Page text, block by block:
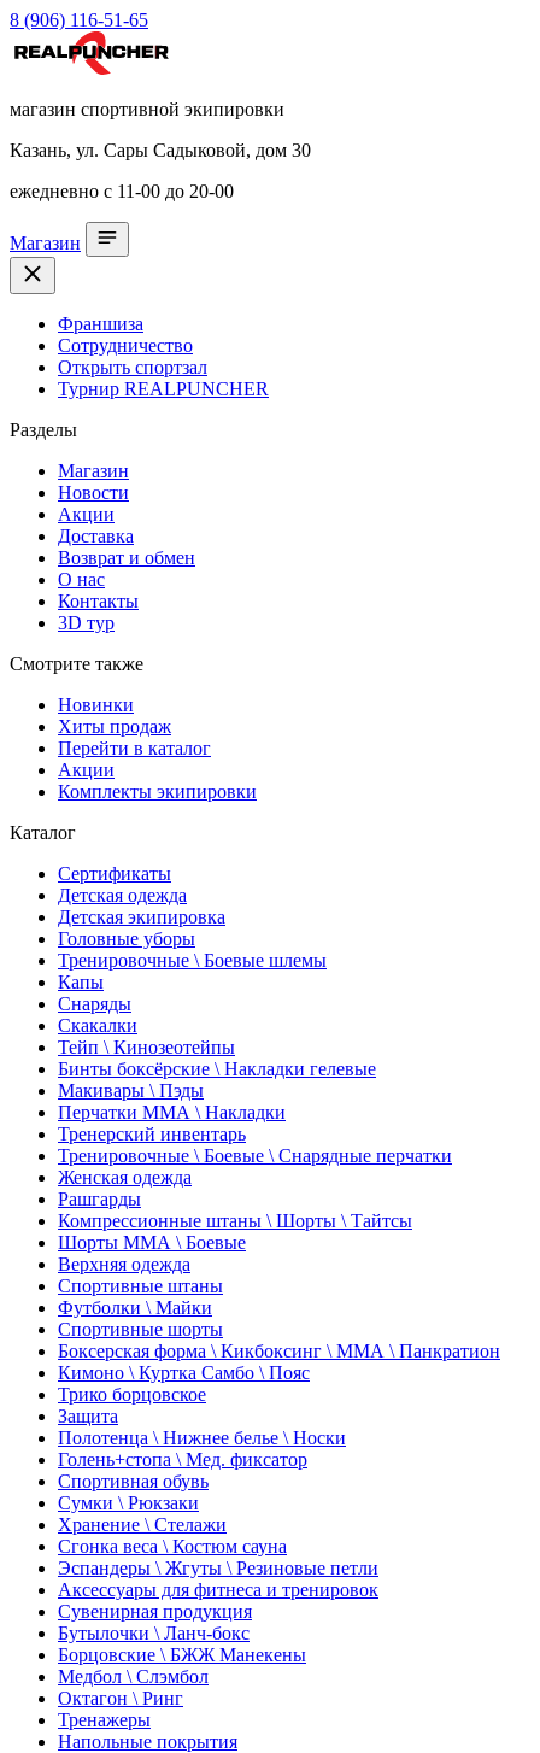
8 (906) 116-51-65
магазин спортивной экипировки
Казань, ул. Сары Садыковой, дом 30
ежедневно с 11-00 до 20-00
Магазин
Франшиза
Сотрудничество
Открыть спортзал
Турнир REALPUNCHER
Разделы
Магазин
Новости
Акции
Доставка
Возврат и обмен
О нас
Контакты
3D тур
Смотрите также
Новинки
Хиты продаж
Перейти в каталог
Акции
Комплекты экипировки
Каталог
Сертификаты
Детская одежда
Детская экипировка
Головные уборы
Тренировочные \ Боевые шлемы
Капы
Снаряды
Скакалки
Тейп \ Кинозеотейпы
Бинты боксёрские \ Накладки гелевые
Макивары \ Пэды
Перчатки ММА \ Накладки
Тренерский инвентарь
Тренировочные \ Боевые \ Снарядные перчатки
Женская одежда
Рашгарды
Компрессионные штаны \ Шорты \ Тайтсы
Шорты ММА \ Боевые
Верхняя одежда
Спортивные штаны
Футболки \ Майки
Спортивные шорты
Боксерская форма \ Кикбоксинг \ ММА \ Панкратион
Кимоно \ Куртка Самбо \ Пояс
Трико борцовское
Защита
Полотенца \ Нижнее белье \ Носки
Голень+стопа \ Мед. фиксатор
Спортивная обувь
Сумки \ Рюкзаки
Хранение \ Стелажи
Сгонка веса \ Костюм сауна
Эспандеры \ Жгуты \ Резиновые петли
Аксессуары для фитнеса и тренировок
Сувенирная продукция
Бутылочки \ Ланч-бокс
Борцовские \ БЖЖ Манекены
Медбол \ Слэмбол
Октагон \ Ринг
Тренажеры
Напольные покрытия